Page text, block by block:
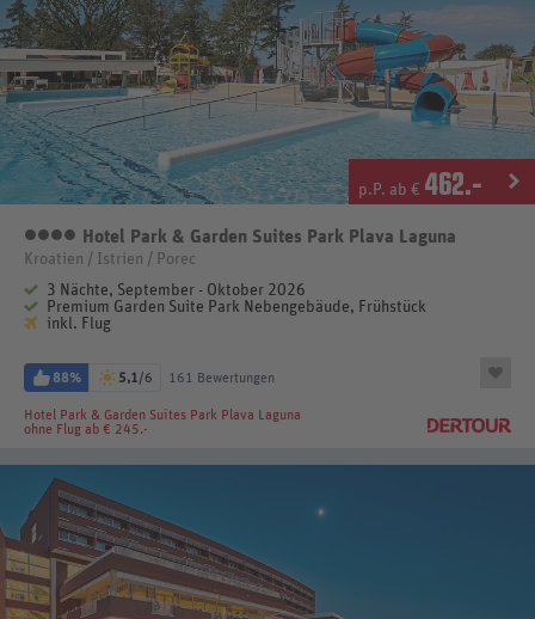
p.P. ab € 462.-
4 Sterne
Hotel Park & Garden Suites Park Plava Laguna
Kroatien / Istrien / Porec
3 Nächte, September - Oktober 2026
Premium Garden Suite Park Nebengebäude, Frühstück
inkl. Flug
88% 5,1/6 161 Bewertungen
Hotel Park & Garden Suites Park Plava Laguna
ohne Flug ab € 245.-